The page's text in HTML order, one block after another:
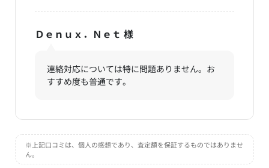
Ｄｅｎｕｘ．Ｎｅｔ 様
連絡対応については特に問題ありません。お
すすめ度も普通です。
※上記口コミは、個人の感想であり、査定額を保証するものではありませ
ん。